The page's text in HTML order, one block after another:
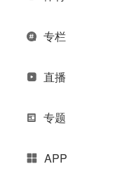
专栏
直播
专题
APP